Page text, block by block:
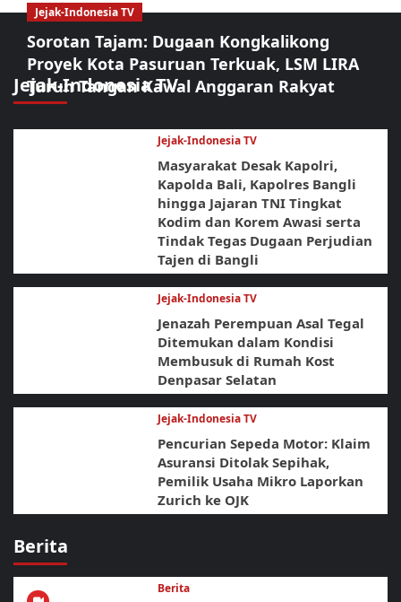
Jejak-Indonesia TV
Jejak-Indonesia TV
Sorotan Tajam: Dugaan Kongkalikong
Proyek Kota Pasuruan Terkuak, LSM LIRA
Turun Tangan Kawal Anggaran Rakyat
Jejak-Indonesia TV
Masyarakat Desak Kapolri,
Kapolda Bali, Kapolres Bangli
hingga Jajaran TNI Tingkat
Kodim dan Korem Awasi serta
Tindak Tegas Dugaan Perjudian
Tajen di Bangli
Jejak-Indonesia TV
Jenazah Perempuan Asal Tegal
Ditemukan dalam Kondisi
Membusuk di Rumah Kost
Denpasar Selatan
Jejak-Indonesia TV
Pencurian Sepeda Motor: Klaim
Asuransi Ditolak Sepihak,
Pemilik Usaha Mikro Laporkan
Zurich ke OJK
Berita
Berita